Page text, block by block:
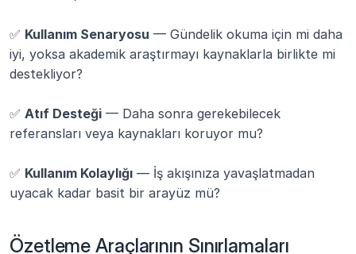
✅ Kullanım Senaryosu — Gündelik okuma için mi daha
iyi, yoksa akademik araştırmayı kaynaklarla birlikte mi
destekliyor?
✅ Atıf Desteği — Daha sonra gerekebilecek
referansları veya kaynakları koruyor mu?
✅ Kullanım Kolaylığı — İş akışınıza yavaşlatmadan
uyacak kadar basit bir arayüz mü?
Özetleme Araçlarının Sınırlamaları